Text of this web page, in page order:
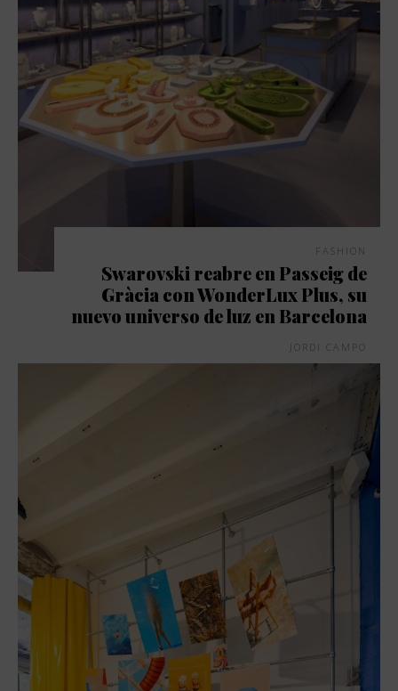
FASHION
Swarovski reabre en Passeig de
Gràcia con WonderLux Plus, su
nuevo universo de luz en Barcelona
JORDI CAMPO